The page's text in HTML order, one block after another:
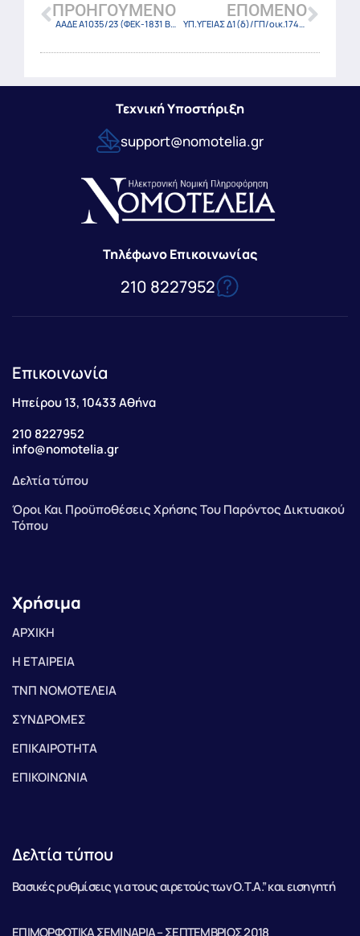
ΠΡΟΗΓΟΎΜΕΝΟ
ΑΑΔΕ Α1035/23 (ΦΕΚ-1831 Β/23-3-23)
ΕΠΌΜΕΝΟ
ΥΠ.ΥΓΕΙΑΣ Δ1(δ)/ΓΠ/οικ.17498/23-3-23
Τεχνική Υποστήριξη
support@nomotelia.gr
Τηλέφωνο Επικοινωνίας
210 8227952
Επικοινωνία
Ηπείρου 13, 10433 Αθήνα
210 8227952
info@nomotelia.gr
Δελτία τύπου
Όροι Και Προϋποθέσεις Χρήσης Του Παρόντος Δικτυακού
Τόπου
Χρήσιμα
ΑΡΧΙΚΗ
Η ΕΤΑΙΡΕΙΑ
ΤΝΠ ΝΟΜΟΤΕΛΕΙΑ
ΣΥΝΔΡΟΜΕΣ
ΕΠΙΚΑΙΡΟΤΗΤΑ
ΕΠΙΚΟΙΝΩΝΙΑ
Δελτία τύπου
Βασικές ρυθμίσεις για τους αιρετούς των Ο.Τ.Α.” και εισηγητή
ΕΠΙΜΟΡΦΩΤΙΚΑ ΣΕΜΙΝΑΡΙΑ – ΣΕΠΤΕΜΒΡΙΟΣ 2018